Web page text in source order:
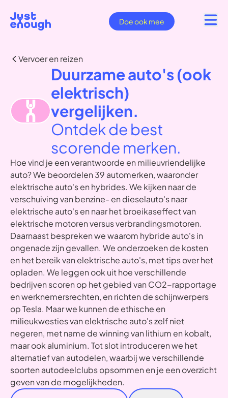
Doe ook mee
Vervoer en reizen
Duurzame auto's (ook
elektrisch)
vergelijken.
Ontdek de best
scorende merken.
Hoe vind je een verantwoorde en milieuvriendelijke
auto? We beoordelen 39 automerken, waaronder
elektrische auto's en hybrides. We kijken naar de
verschuiving van benzine- en dieselauto's naar
elektrische auto's en naar het broeikaseffect van
elektrische motoren versus verbrandingsmotoren.
Daarnaast bespreken we waarom hybride auto's in
ongenade zijn gevallen. We onderzoeken de kosten
en het bereik van elektrische auto's, met tips over het
opladen. We leggen ook uit hoe verschillende
bedrijven scoren op het gebied van CO2-rapportage
en werknemersrechten, en richten de schijnwerpers
op Tesla. Maar we kunnen de ethische en
milieukwesties van elektrische auto's zelf niet
negeren, met name de winning van lithium en kobalt,
maar ook aluminium. Tot slot introduceren we het
alternatief van autodelen, waarbij we verschillende
soorten autodeelclubs opsommen en je een overzicht
geven van de mogelijkheden.